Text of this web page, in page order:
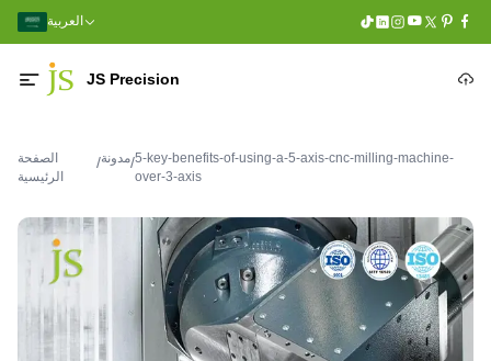
العربية
JS Precision
الصفحة
الرئيسية
/مدونة/5-key-benefits-of-using-a-5-axis-cnc-milling-machine-
over-3-axis